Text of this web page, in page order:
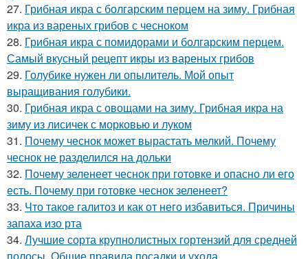
27. Грибная икра с болгарским перцем на зиму. Грибная
икра из вареных грибов с чесноком
28. Грибная икра с помидорами и болгарским перцем.
Самый вкусный рецепт икры из вареных грибов
29. Голубике нужен ли опылитель. Мой опыт
выращивания голубики.
30. Грибная икра с овощами на зиму. Грибная икра на
зиму из лисичек с морковью и луком
31. Почему чеснок может вырастать мелкий. Почему
чеснок не разделился на дольки
32. Почему зеленеет чеснок при готовке и опасно ли его
есть. Почему при готовке чеснок зеленеет?
33. Что такое галитоз и как от него избавиться. Причины
запаха изо рта
34. Лучшие сорта крупнолистных гортензий для средней